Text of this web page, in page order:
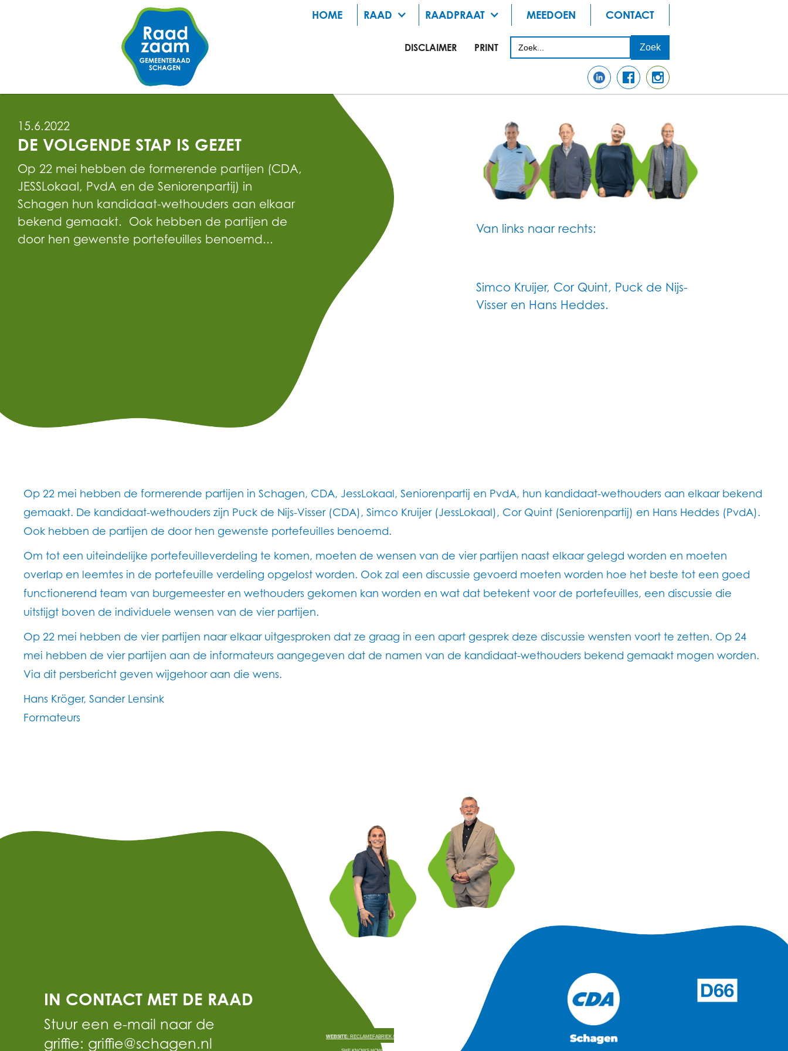
HOME RAAD RAADPRAAT MEEDOEN CONTACT
DISCLAIMER PRINT
15.6.2022
DE VOLGENDE STAP IS GEZET
Op 22 mei hebben de formerende partijen (CDA,
JESSLokaal, PvdA en de Seniorenpartij) in
Schagen hun kandidaat-wethouders aan elkaar
bekend gemaakt. Ook hebben de partijen de
door hen gewenste portefeuilles benoemd...
Van links naar rechts:
Simco Kruijer, Cor Quint, Puck de Nijs-
Visser en Hans Heddes.
Op 22 mei hebben de formerende partijen in Schagen, CDA, JessLokaal, Seniorenpartij en PvdA, hun kandidaat-wethouders aan elkaar bekend
gemaakt. De kandidaat-wethouders zijn Puck de Nijs-Visser (CDA), Simco Kruijer (JessLokaal), Cor Quint (Seniorenpartij) en Hans Heddes (PvdA).
Ook hebben de partijen de door hen gewenste portefeuilles benoemd.
Om tot een uiteindelijke portefeuilleverdeling te komen, moeten de wensen van de vier partijen naast elkaar gelegd worden en moeten
overlap en leemtes in de portefeuille verdeling opgelost worden. Ook zal een discussie gevoerd moeten worden hoe het beste tot een goed
functionerend team van burgemeester en wethouders gekomen kan worden en wat dat betekent voor de portefeuilles, een discussie die
uitstijgt boven de individuele wensen van de vier partijen.
Op 22 mei hebben de vier partijen naar elkaar uitgesproken dat ze graag in een apart gesprek deze discussie wensten voort te zetten. Op 24
mei hebben de vier partijen aan de informateurs aangegeven dat de namen van de kandidaat-wethouders bekend gemaakt mogen worden.
Via dit persbericht geven wijgehoor aan die wens.
Hans Kröger, Sander Lensink
Formateurs
IN CONTACT MET DE RAAD
Stuur een e-mail naar de
griffie: griffie@schagen.nl
WEBSITE: RECLAMEFABRIEK /